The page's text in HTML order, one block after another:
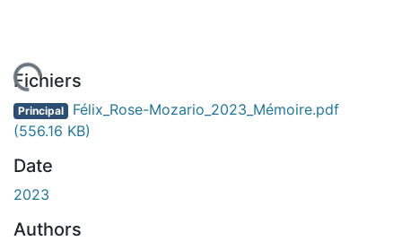
Fichiers
Principal Félix_Rose-Mozario_2023_Mémoire.pdf
(556.16 KB)
Date
2023
Authors